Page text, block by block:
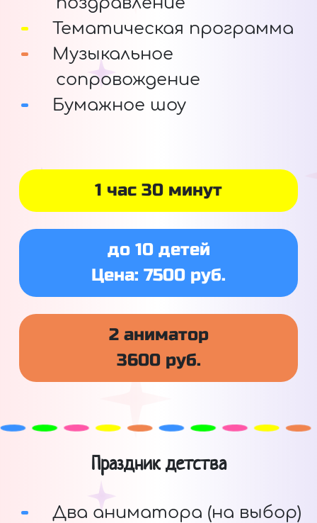
Тематическая программа
Музыкальное
сопровождение
Бумажное шоу
1 час 30 минут
до 10 детей
Цена: 7500 руб.
2 аниматор
3600 руб.
Праздник детства
Два аниматора (на выбор)